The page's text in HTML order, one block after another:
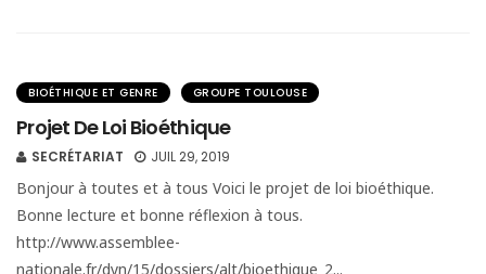
BIOÉTHIQUE ET GENRE GROUPE TOULOUSE
Projet De Loi Bioéthique
SECRÉTARIAT JUIL 29, 2019
Bonjour à toutes et à tous Voici le projet de loi bioéthique.
Bonne lecture et bonne réflexion à tous.
http://www.assemblee-
nationale.fr/dyn/15/dossiers/alt/bioethique_2...